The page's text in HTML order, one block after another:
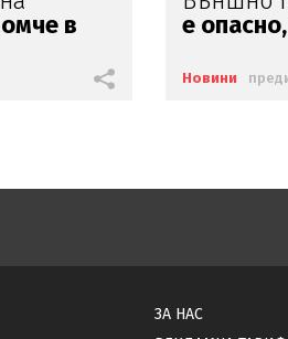
Новини
ЗА НАС